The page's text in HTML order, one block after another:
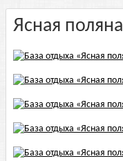
Ясная поляна